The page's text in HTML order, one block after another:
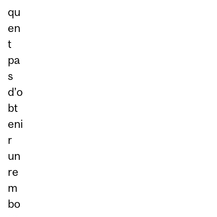
qu
en
t
pa
s
d’o
bt
eni
r
un
re
m
bo